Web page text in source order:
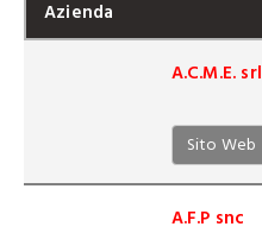
Azienda
A.C.M.E. srl
Sito Web
A.F.P snc